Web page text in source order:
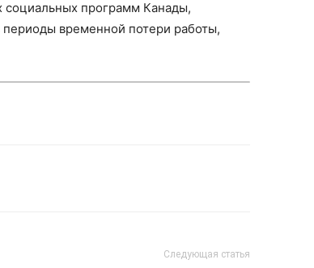
социальных программ Канады,
временной потери работы,
Следующая статья